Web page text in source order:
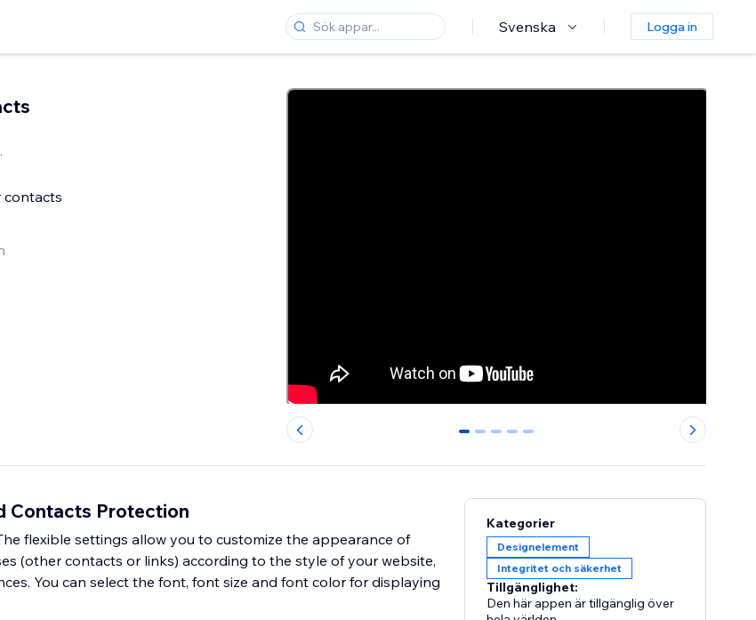
Svenska Logga in
contacts
0 1 2 3 4
Contacts Protection
flexible settings allow you to customize the appearance of
(other contacts or links) according to the style of your website,
You can select the font, font size and font color for displaying
Kategorier
Designelement
Integritet och säkerhet
Tillgänglighet:
Den här appen är tillgänglig över